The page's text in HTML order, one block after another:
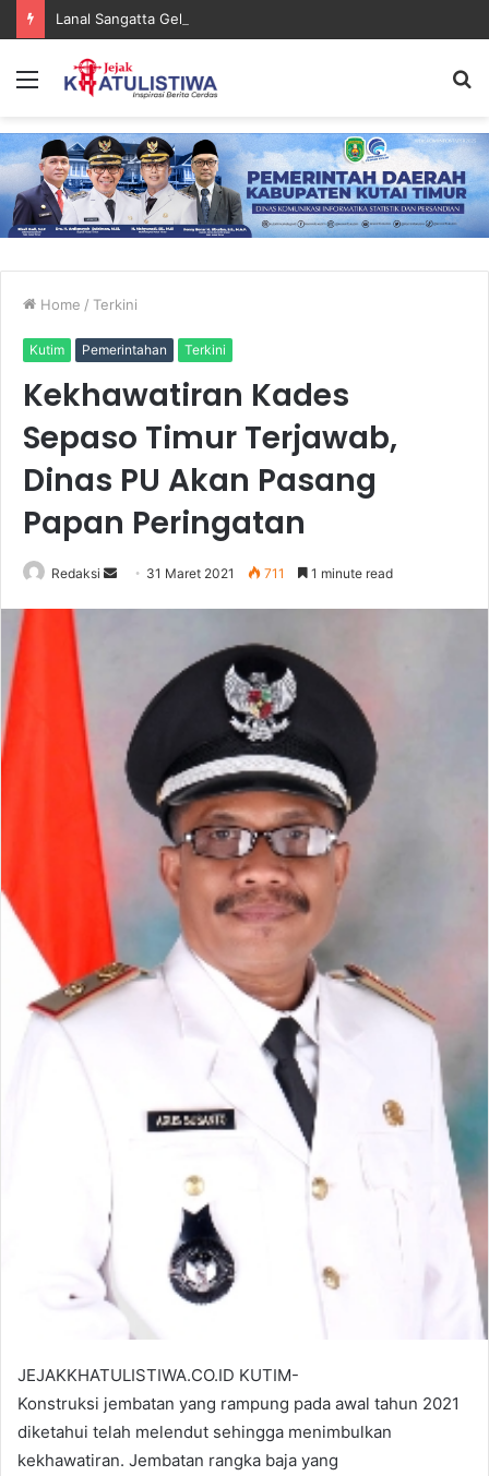
Menu
Home / Terkini
Kutim Pemerintahan Terkini
Kekhawatiran Kades
Sepaso Timur Terjawab,
Dinas PU Akan Pasang
Papan Peringatan
Redaksi
Send 31 Maret 2021 711 1 minute read
JEJAKKHATULISTIWA.CO.ID KUTIM-
Konstruksi jembatan yang rampung pada awal tahun 2021
diketahui telah melendut sehingga menimbulkan
kekhawatiran. Jembatan rangka baja yang